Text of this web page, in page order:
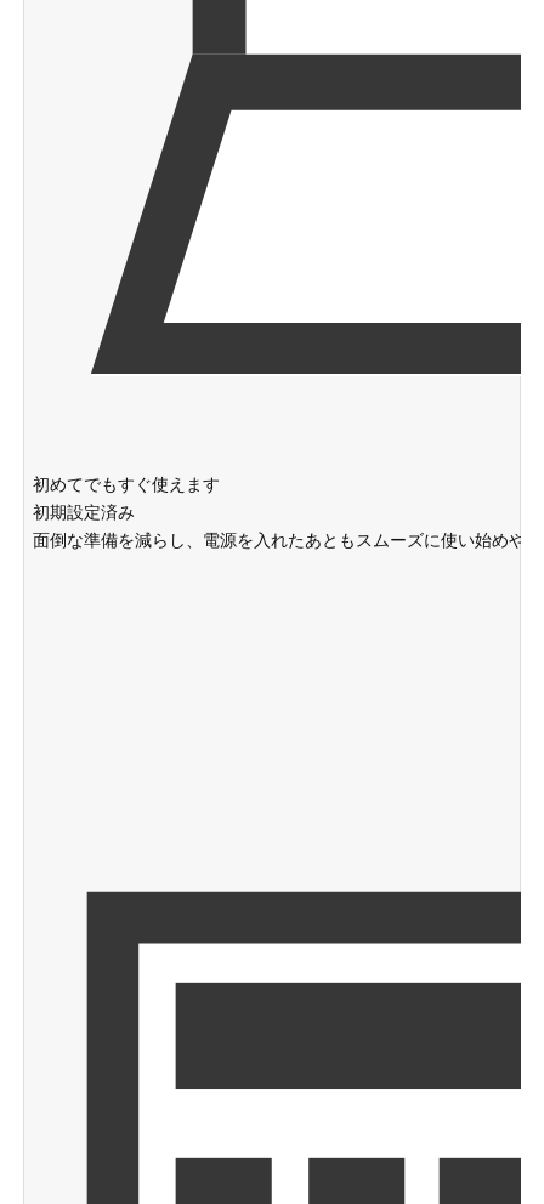
初めてでもすぐ使えます
初期設定済み
面倒な準備を減らし、電源を入れたあともスムーズに使い始めや